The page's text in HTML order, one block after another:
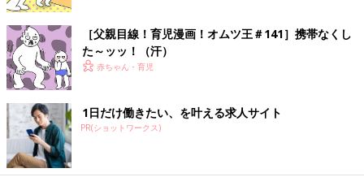
［父親目線！育児漫画！オムツ王＃141］携帯なくし
た～ッッ！（汗）
赤ちゃん・育児
1日だけ働きたい、を叶える求人サイト
PR(ショットワークス)